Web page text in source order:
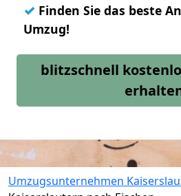
✓ Finden Sie das beste
Umzug!
blitzschnell
Umzugsunternehmen